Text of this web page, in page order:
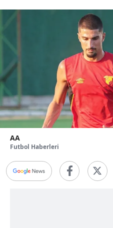
AA
Futbol Haberleri